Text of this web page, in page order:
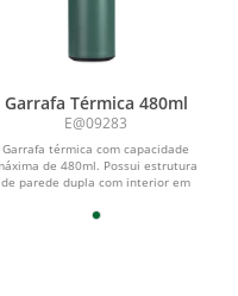
Garrafa Térmica 480ml
E@09283
Garrafa térmica com capacidade
de 480ml. Possui estrutura
de parede dupla com interior em